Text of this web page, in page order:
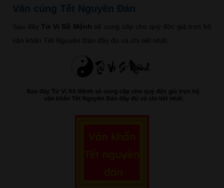
Văn cúng Tết Nguyên Đán
Sau đây Tử Vi Số Mệnh sẽ cung cấp cho quý độc giả trọn bộ
văn khấn Tết Nguyên Đán đầy đủ và chi tiết nhất.